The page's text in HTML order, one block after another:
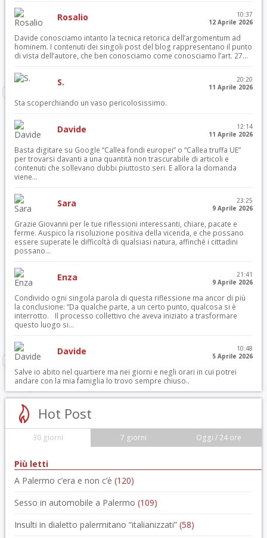
Rosalio
10:37
12 Aprile 2026
Davide conosciamo intanto la tecnica retorica dell’argomentum ad
hominem. I contenuti dei singoli post del blog rappresentano il punto
di vista dell’autore, che ben conosciamo come conosciamo l’art. 27...
S.
20:20
11 Aprile 2026
Sta scoperchiando un vaso pericolosissimo.
Davide
12:14
11 Aprile 2026
Basta digitare su Google “Callea fondi europei” o “Callea truffa UE”
per trovarsi davanti a una quantità non trascurabile di articoli e
contenuti che sollevano dubbi piuttosto seri. E allora la domanda
viene...
Sara
23:25
9 Aprile 2026
Grazie Giovanni per le tue riflessioni interessanti, chiare, pacate e
ferme. Auspico la risoluzione positiva della vicenda, e che possano
essere superate le difficoltà di qualsiasi natura, affinché i cittadini
possano...
Enza
21:41
9 Aprile 2026
Condivido ogni singola parola di questa riflessione ma ancor di più
la conclusione: “Da qualche parte, a un certo punto, qualcosa si è
interrotto. Il processo collettivo che aveva iniziato a trasformare
questo luogo si...
Davide
10:48
5 Aprile 2026
Salve io abito nel quartiere ma nei giorni e negli orari in cui potrei
andare con la mia famiglia lo trovo sempre chiuso..
Hot Post
30 giorni 7 giorni Oggi / 24 ore
Più letti
A Palermo c’era e non c’è (120)
Sesso in automobile a Palermo (109)
Insulti in dialetto palermitano “italianizzati” (58)